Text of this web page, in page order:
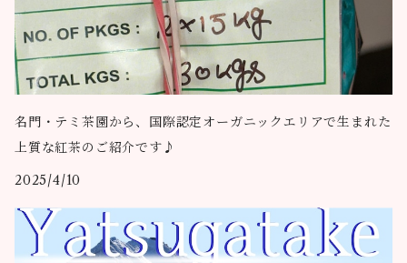
名門・テミ茶園から、国際認定オーガニックエリアで生まれた
上質な紅茶のご紹介です♪
2025/4/10